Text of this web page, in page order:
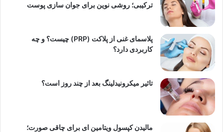
ترکیبی؛ روشی نوین برای جوان سازی پوست
پلاسمای غنی از پلاکت (PRP) چیست؟ و چه
کاربردی دارد؟
تاثیر میکرونیدلینگ بعد از چند روز است؟
مالیدن کپسول ویتامین ای برای چاقی صورت؛